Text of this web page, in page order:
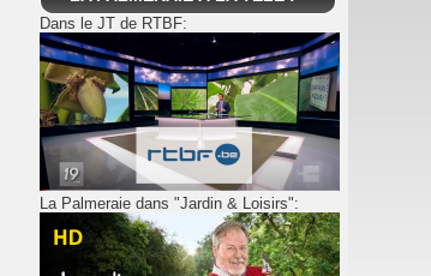
Dans le JT de RTBF:
La Palmeraie dans "Jardin & Loisirs":